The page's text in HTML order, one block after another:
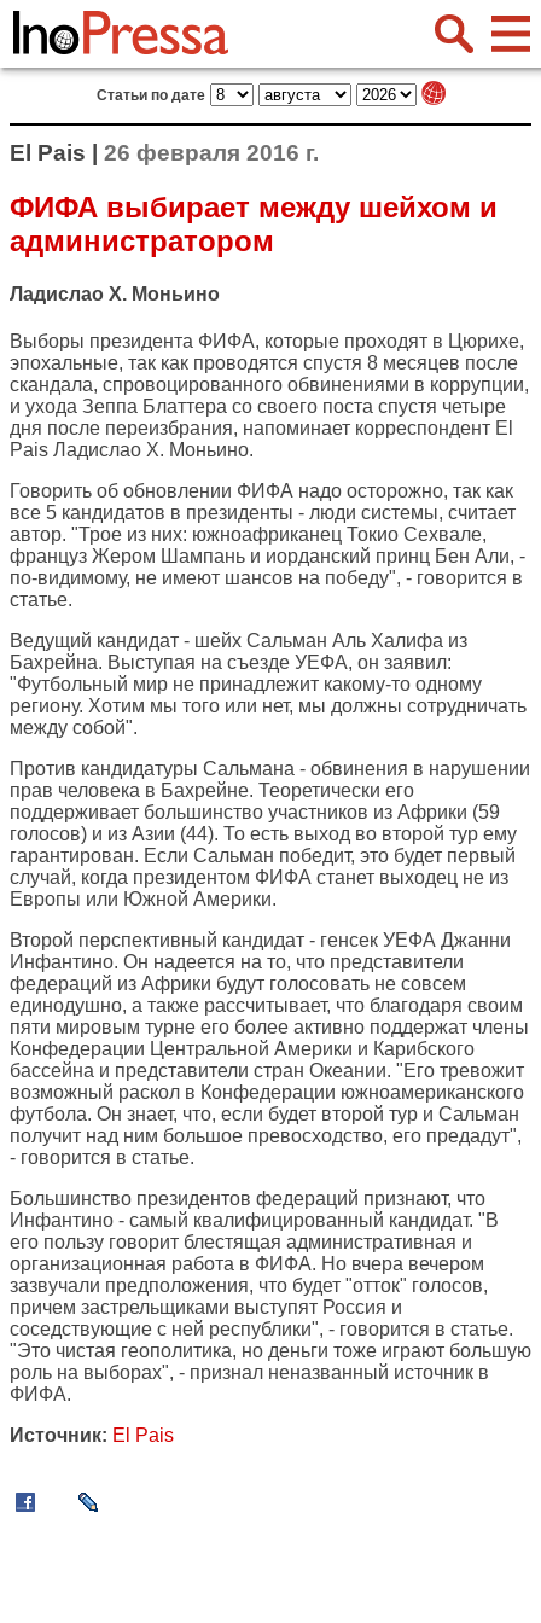
Статьи по дате
El Pais | 26 февраля 2016 г.
ФИФА выбирает между шейхом и
администратором
Ладислао Х. Моньино
Выборы президента ФИФА, которые проходят в Цюрихе,
эпохальные, так как проводятся спустя 8 месяцев после
скандала, спровоцированного обвинениями в коррупции,
и ухода Зеппа Блаттера со своего поста спустя четыре
дня после переизбрания, напоминает корреспондент El
Pais Ладислао Х. Моньино.
Говорить об обновлении ФИФА надо осторожно, так как
все 5 кандидатов в президенты - люди системы, считает
автор. "Трое из них: южноафриканец Токио Сехвале,
француз Жером Шампань и иорданский принц Бен Али, -
по-видимому, не имеют шансов на победу", - говорится в
статье.
Ведущий кандидат - шейх Сальман Аль Халифа из
Бахрейна. Выступая на съезде УЕФА, он заявил:
"Футбольный мир не принадлежит какому-то одному
региону. Хотим мы того или нет, мы должны сотрудничать
между собой".
Против кандидатуры Сальмана - обвинения в нарушении
прав человека в Бахрейне. Теоретически его
поддерживает большинство участников из Африки (59
голосов) и из Азии (44). То есть выход во второй тур ему
гарантирован. Если Сальман победит, это будет первый
случай, когда президентом ФИФА станет выходец не из
Европы или Южной Америки.
Второй перспективный кандидат - генсек УЕФА Джанни
Инфантино. Он надеется на то, что представители
федераций из Африки будут голосовать не совсем
единодушно, а также рассчитывает, что благодаря своим
пяти мировым турне его более активно поддержат члены
Конфедерации Центральной Америки и Карибского
бассейна и представители стран Океании. "Его тревожит
возможный раскол в Конфедерации южноамериканского
футбола. Он знает, что, если будет второй тур и Сальман
получит над ним большое превосходство, его предадут",
- говорится в статье.
Большинство президентов федераций признают, что
Инфантино - самый квалифицированный кандидат. "В
его пользу говорит блестящая административная и
организационная работа в ФИФА. Но вчера вечером
зазвучали предположения, что будет "отток" голосов,
причем застрельщиками выступят Россия и
соседствующие с ней республики", - говорится в статье.
"Это чистая геополитика, но деньги тоже играют большую
роль на выборах", - признал неназванный источник в
ФИФА.
Источник: El Pais